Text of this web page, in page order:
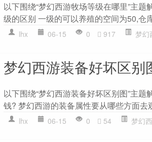
以下围绕“梦幻西游牧场等级在哪里”主
级的区别 一级的可以养殖的空间为50,仓
lhx 06-15 0 917 梦幻
梦幻西游装备好坏区别
以下围绕“梦幻西游装备好坏区别图”主
钱? 梦幻西游的装备属性要从哪些方面去
lhx 06-15 0 54 梦幻